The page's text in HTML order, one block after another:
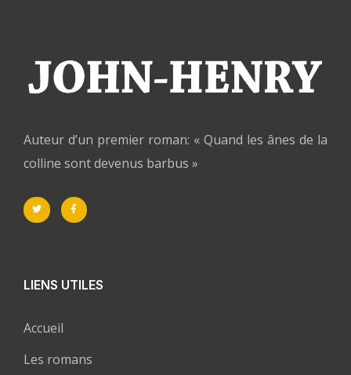
Auteur d’un premier roman: « Quand les ânes de la
colline sont devenus barbus »
LIENS UTILES
Accueil
Les romans